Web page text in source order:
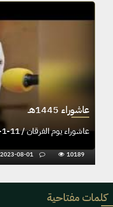
كلمات مفتاحية